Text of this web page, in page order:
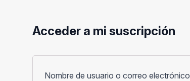
Acceder a mi suscripción
Nombre de usuario o correo electrónico